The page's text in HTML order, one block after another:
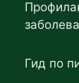
Гид по